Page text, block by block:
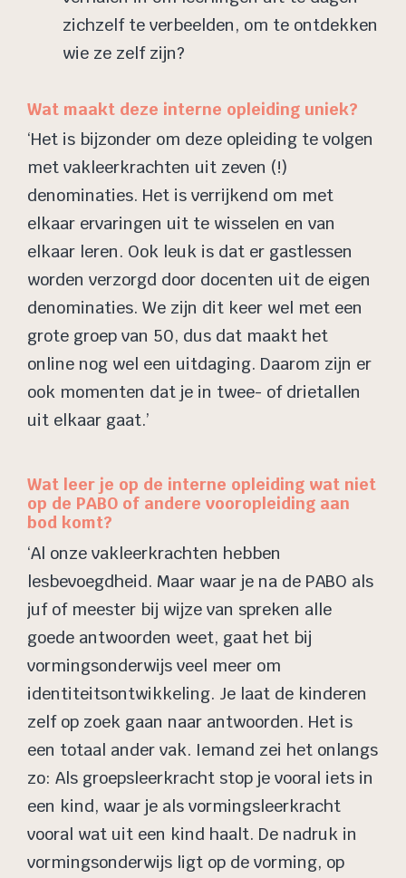
zichzelf te verbeelden, om te ontdekken
wie ze zelf zijn?
Wat maakt deze interne opleiding uniek?
‘Het is bijzonder om deze opleiding te volgen
met vakleerkrachten uit zeven (!)
denominaties. Het is verrijkend om met
elkaar ervaringen uit te wisselen en van
elkaar leren. Ook leuk is dat er gastlessen
worden verzorgd door docenten uit de eigen
denominaties. We zijn dit keer wel met een
grote groep van 50, dus dat maakt het
online nog wel een uitdaging. Daarom zijn er
ook momenten dat je in twee- of drietallen
uit elkaar gaat.’
Wat leer je op de interne opleiding wat niet
op de PABO of andere vooropleiding aan
bod komt?
‘Al onze vakleerkrachten hebben
lesbevoegdheid. Maar waar je na de PABO als
juf of meester bij wijze van spreken alle
goede antwoorden weet, gaat het bij
vormingsonderwijs veel meer om
identiteitsontwikkeling. Je laat de kinderen
zelf op zoek gaan naar antwoorden. Het is
een totaal ander vak. Iemand zei het onlangs
zo: Als groepsleerkracht stop je vooral iets in
een kind, waar je als vormingsleerkracht
vooral wat uit een kind haalt. De nadruk in
vormingsonderwijs ligt op de vorming, op